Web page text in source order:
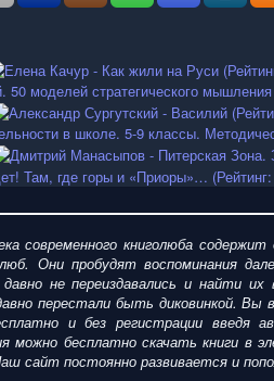
книголюба содержит
Они пробудят воспоминания
не переиздавались и найти
перестали быть диковинкой. Вы
и без регистрации введя
можно бесплатноскачатькниги в
сайт постоянно развивается и